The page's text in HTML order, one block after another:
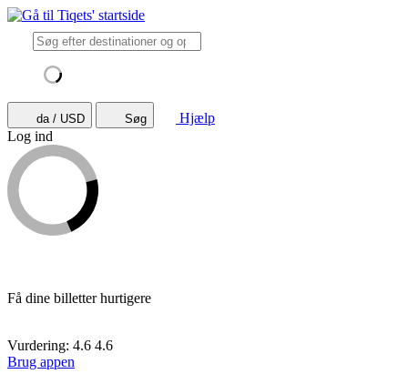
da / USD Søg
Hjælp
Log ind
Få dine billetter hurtigere
Vurdering: 4.6 4.6
Brug appen